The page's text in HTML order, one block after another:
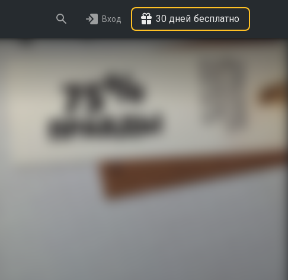
Вход 30 дней бесплатно